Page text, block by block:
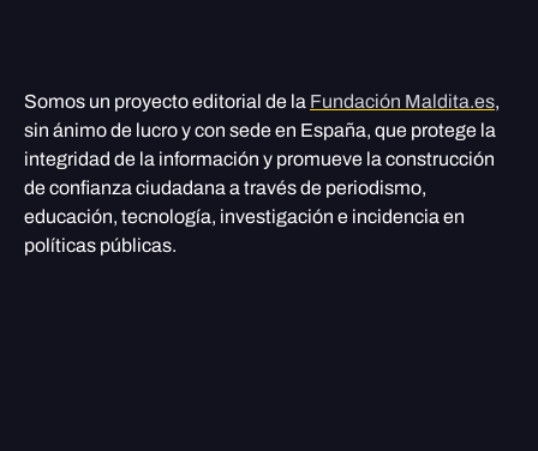
Somos un proyecto editorial de la Fundación Maldita.es,
sin ánimo de lucro y con sede en España, que protege la
integridad de la información y promueve la construcción
de confianza ciudadana a través de periodismo,
educación, tecnología, investigación e incidencia en
políticas públicas.